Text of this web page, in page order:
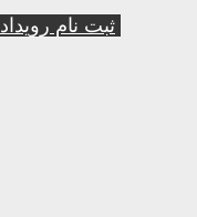
ثبت نام رویداد